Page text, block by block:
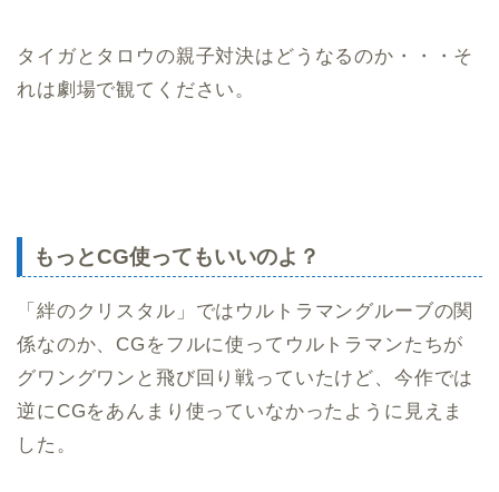
タイガとタロウの親子対決はどうなるのか・・・そ
れは劇場で観てください。
もっとCG使ってもいいのよ？
「絆のクリスタル」ではウルトラマングルーブの関
係なのか、CGをフルに使ってウルトラマンたちが
グワングワンと飛び回り戦っていたけど、今作では
逆にCGをあんまり使っていなかったように見えま
した。